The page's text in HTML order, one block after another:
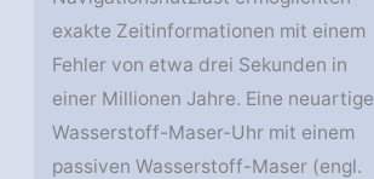
exakte Zeitinformationen mit einem
Fehler von etwa drei Sekunden in
einer Millionen Jahre. Eine neuartige
Wasserstoff-Maser-Uhr mit einem
passiven Wasserstoff-Maser (engl.